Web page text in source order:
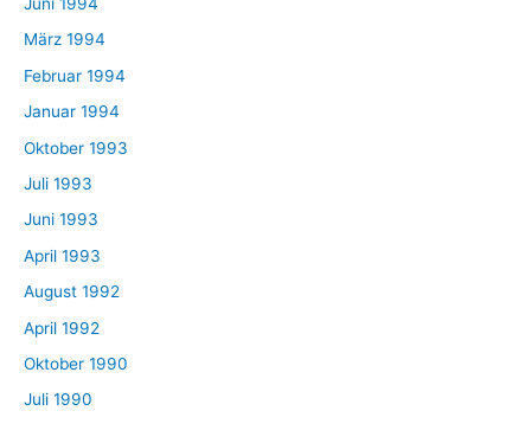
März 1994
Februar 1994
Januar 1994
Oktober 1993
Juli 1993
Juni 1993
April 1993
August 1992
April 1992
Oktober 1990
Juli 1990